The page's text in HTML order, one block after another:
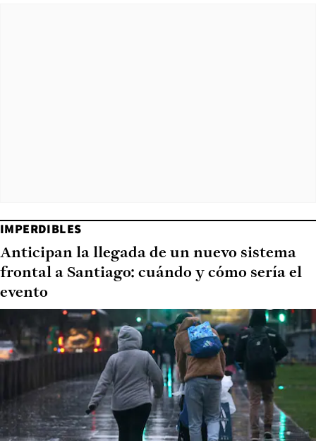
IMPERDIBLES
Anticipan la llegada de un nuevo sistema
frontal a Santiago: cuándo y cómo sería el
evento